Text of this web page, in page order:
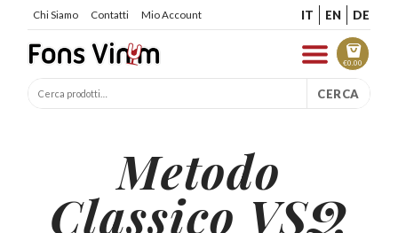
Chi Siamo Contatti Mio Account IT EN DE
€0.00
CERCA
Metodo
Classico VSQ